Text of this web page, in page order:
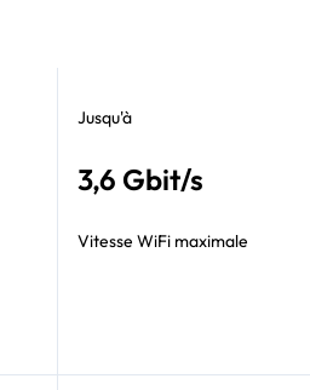
Jusqu'à
3,6 Gbit/s
Vitesse WiFi maximale